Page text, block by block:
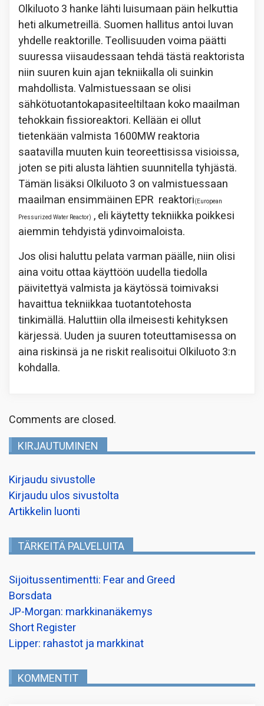
Olkiluoto 3 hanke lähti luisumaan päin helkuttia
heti alkumetreillä. Suomen hallitus antoi luvan
yhdelle reaktorille. Teollisuuden voima päätti
suuressa viisaudessaan tehdä tästä reaktorista
niin suuren kuin ajan tekniikalla oli suinkin
mahdollista. Valmistuessaan se olisi
sähkötuotantokapasiteeltiltaan koko maailman
tehokkain fissioreaktori. Kellään ei ollut
tietenkään valmista 1600MW reaktoria
saatavilla muuten kuin teoreettisissa visioissa,
joten se piti alusta lähtien suunnitella tyhjästä.
Tämän lisäksi Olkiluoto 3 on valmistuessaan
maailman ensimmäinen EPR reaktori(European
Pressurized Water Reactor) , eli käytetty tekniikka poikkesi
aiemmin tehdyistä ydinvoimaloista.
Jos olisi haluttu pelata varman päälle, niin olisi
aina voitu ottaa käyttöön uudella tiedolla
päivitettyä valmista ja käytössä toimivaksi
havaittua tekniikkaa tuotantotehosta
tinkimällä. Haluttiin olla ilmeisesti kehityksen
kärjessä. Uuden ja suuren toteuttamisessa on
aina riskinsä ja ne riskit realisoitui Olkiluoto 3:n
kohdalla.
Comments are closed.
KIRJAUTUMINEN
Kirjaudu sivustolle
Kirjaudu ulos sivustolta
Artikkelin luonti
TÄRKEITÄ PALVELUITA
Sijoitussentimentti: Fear and Greed
Borsdata
JP-Morgan: markkinanäkemys
Short Register
Lipper: rahastot ja markkinat
KOMMENTIT